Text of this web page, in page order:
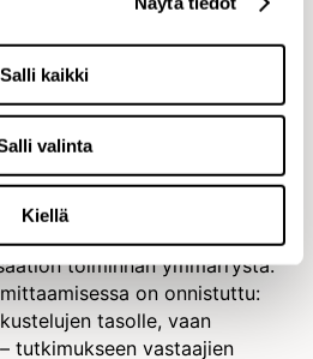
Salli kaikki
valinta
Kiellä
vaan mutulla?
suomalaisten
Yhteiskunnallisesti tärkeää
keinoin, mutta
Kilpailutyö osoittaa
toiminnan ymmärrystä.
on onnistuttu:
tasolle, vaan
tutkimukseen vastaajien